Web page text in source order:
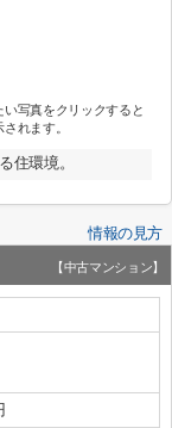
写真をクリックすると
れます。
住環境。
情報の見方
【中古マンション】